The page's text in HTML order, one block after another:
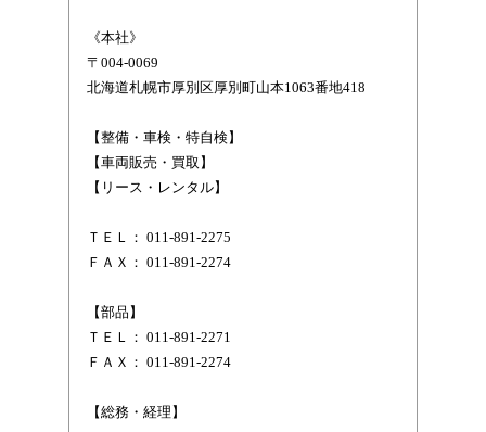
《本社》
〒004-0069
北海道札幌市厚別区厚別町山本1063番地418
【整備・車検・特自検】
【車両販売・買取】
【リース・レンタル】
ＴＥＬ： 011-891-2275
ＦＡＸ： 011-891-2274
【部品】
ＴＥＬ： 011-891-2271
ＦＡＸ： 011-891-2274
【総務・経理】